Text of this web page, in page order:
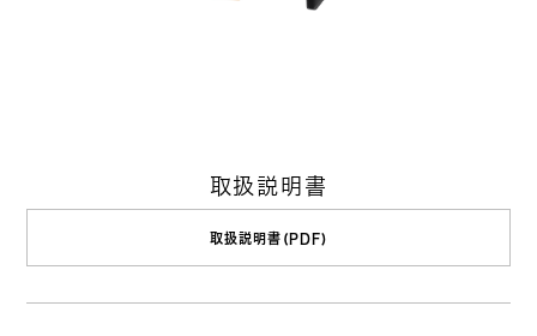
取扱説明書
取扱説明書(PDF)